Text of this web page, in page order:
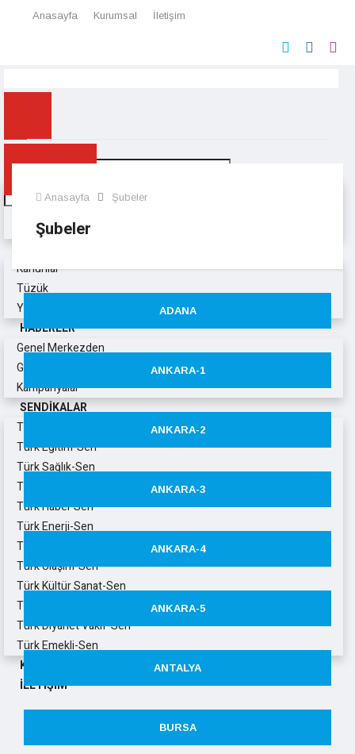
Anasayfa Kurumsal İletişim
Tarihçe
Şubeler
Kanunlar
Tüzük
Yönetmelikler
HABERLER
Genel Merkezden
Genel Haberler
Kampanyalar
SENDIKALAR
Türkiye Kamu-Sen
Türk Eğitim-Sen
Türk Sağlık-Sen
Türk Büro-Sen
Türk Haber Sen
Türk Enerji-Sen
Türk Yerel Hizmet-Sen
Türk Ulaşım-Sen
Türk Kültür Sanat-Sen
Türk Tarım Orman-Sen
Türk Diyanet Vakıf-Sen
Türk Emekli-Sen
KVKK
İLETIŞIM
Anasayfa Şubeler
Şubeler
ADANA
ANKARA-1
ANKARA-2
ANKARA-3
ANKARA-4
ANKARA-5
ANTALYA
BURSA